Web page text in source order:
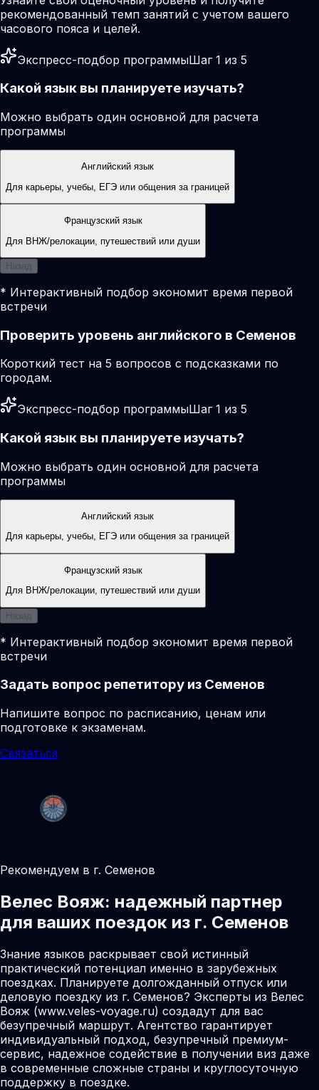
рекомендованный темп занятий с учетом вашего
часового пояса и целей.
Экспресс-подбор программыШаг 1 из 5
Какой язык вы планируете изучать?
Можно выбрать один основной для расчета
программы
Английский язык
Для карьеры, учебы, ЕГЭ или общения за границей
Французский язык
Для ВНЖ/релокации, путешествий или души
Назад
* Интерактивный подбор экономит время первой
встречи
Проверить уровень английского в Семенов
Короткий тест на 5 вопросов с подсказками по
городам.
Экспресс-подбор программыШаг 1 из 5
Какой язык вы планируете изучать?
Можно выбрать один основной для расчета
программы
Английский язык
Для карьеры, учебы, ЕГЭ или общения за границей
Французский язык
Для ВНЖ/релокации, путешествий или души
Назад
* Интерактивный подбор экономит время первой
встречи
Задать вопрос репетитору из Семенов
Напишите вопрос по расписанию, ценам или
подготовке к экзаменам.
Связаться
Рекомендуем в г. Семенов
Велес Вояж: надежный партнер
для ваших поездок из г. Семенов
Знание языков раскрывает свой истинный
практический потенциал именно в зарубежных
поездках. Планируете долгожданный отпуск или
деловую поездку из г. Семенов? Эксперты из Велес
Вояж (www.veles-voyage.ru) создадут для вас
безупречный маршрут. Агентство гарантирует
индивидуальный подход, безупречный премиум-
сервис, надежное содействие в получении виз даже
в современные сложные страны и круглосуточную
поддержку в поездке.